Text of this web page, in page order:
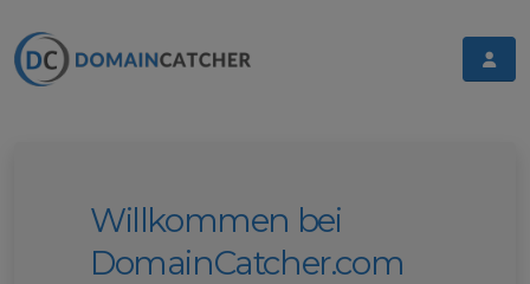
Willkommen bei
DomainCatcher.com